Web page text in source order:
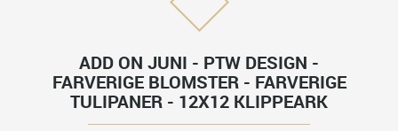
ADD ON JUNI - PTW DESIGN -
FARVERIGE BLOMSTER - FARVERIGE
TULIPANER - 12X12 KLIPPEARK